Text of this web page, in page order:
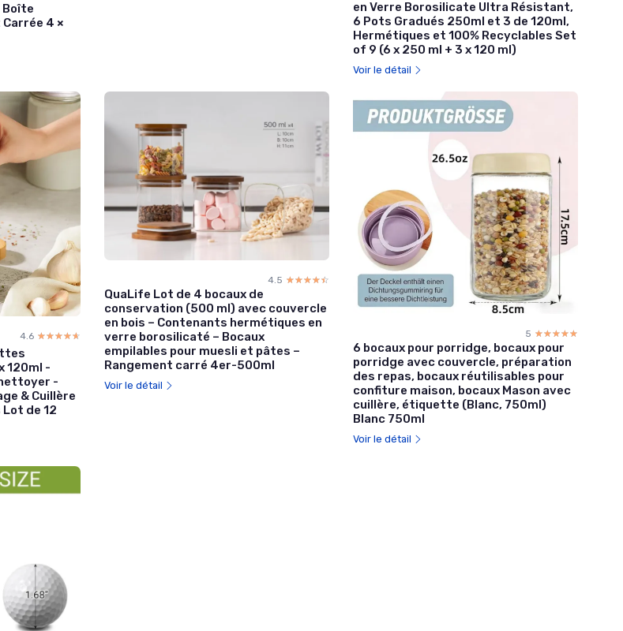
4 ×
en Verre Borosilicate Ultra Résistant,
6 Pots Gradués 250ml et 3 de 120ml,
Hermétiques et 100% Recyclables Set
of 9 (6 x 250 ml + 3 x 120 ml)
Voir le détail
4.6 ☆☆☆☆☆
★★★★★
120ml -
-
& Cuillère
Lot de 12
4.5 ☆☆☆☆☆
★★★★★
QuaLife Lot de 4 bocaux de
conservation (500 ml) avec couvercle
en bois – Contenants hermétiques en
verre borosilicaté – Bocaux
empilables pour muesli et pâtes –
Rangement carré 4er-500ml
Voir le détail
5 ☆☆☆☆☆
★★★★★
6 bocaux pour porridge, bocaux pour
porridge avec couvercle, préparation
des repas, bocaux réutilisables pour
confiture maison, bocaux Mason avec
cuillère, étiquette (Blanc, 750ml)
Blanc 750ml
Voir le détail